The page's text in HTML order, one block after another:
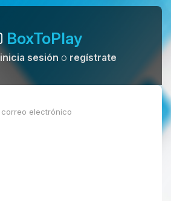
BoxToPlay
inicia sesión o regístrate